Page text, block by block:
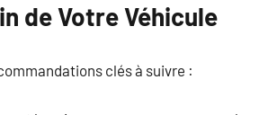
de Votre Véhicule
clés à suivre :